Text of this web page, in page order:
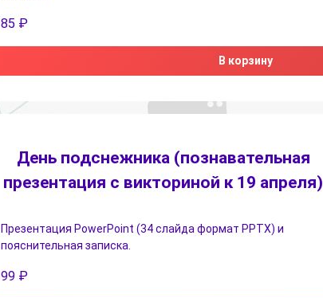
85 ₽
В корзину
День подснежника (познавательная
презентация с викториной к 19 апреля)
Презентация PowerPoint (34 слайда формат PPTX) и
пояснительная записка.
99 ₽